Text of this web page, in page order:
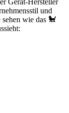
Gerät-Hersteller
und
wie das 🐩